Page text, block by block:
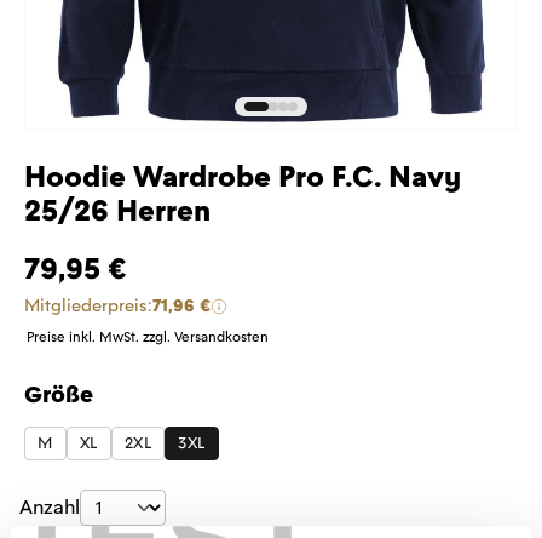
Hoodie Wardrobe Pro F.C. Navy
25/26 Herren
79,95 €
Mitgliederpreis:71,96 €
Preise inkl. MwSt. zzgl. Versandkosten
Größe
auswählen
M XL 2XL 3XL
Produkt Anzahl: Gib den gewünschten
Anzahl